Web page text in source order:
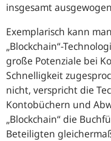
insgesamt
Exemplarisch kann
„Blockchain“-
große Potenziale bei
Schnelligkeit
nicht, verspricht die
Kontobüchern und
„Blockchain“ die
Beteiligten